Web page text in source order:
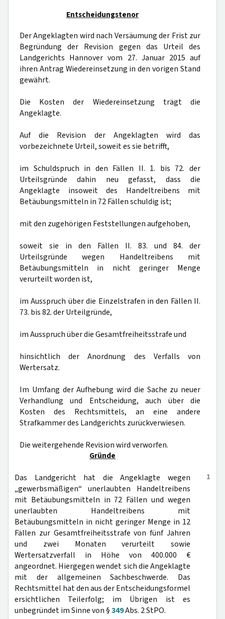
Entscheidungstenor
Der Angeklagten wird nach Versäumung der Frist zur
Begründung der Revision gegen das Urteil des
Landgerichts Hannover vom 27. Januar 2015 auf
ihren Antrag Wiedereinsetzung in den vorigen Stand
gewährt.
Die Kosten der Wiedereinsetzung trägt die
Angeklagte.
Auf die Revision der Angeklagten wird das
vorbezeichnete Urteil, soweit es sie betrifft,
im Schuldspruch in den Fällen II. 1. bis 72. der
Urteilsgründe dahin neu gefasst, dass die
Angeklagte insoweit des Handeltreibens mit
Betäubungsmitteln in 72 Fällen schuldig ist;
mit den zugehörigen Feststellungen aufgehoben,
soweit sie in den Fällen II. 83. und 84. der
Urteilsgründe wegen Handeltreibens mit
Betäubungsmitteln in nicht geringer Menge
verurteilt worden ist,
im Ausspruch über die Einzelstrafen in den Fällen II.
73. bis 82. der Urteilgründe,
im Ausspruch über die Gesamtfreiheitsstrafe und
hinsichtlich der Anordnung des Verfalls von
Wertersatz.
Im Umfang der Aufhebung wird die Sache zu neuer
Verhandlung und Entscheidung, auch über die
Kosten des Rechtsmittels, an eine andere
Strafkammer des Landgerichts zurückverwiesen.
Die weitergehende Revision wird verworfen.
Gründe
1
Das Landgericht hat die Angeklagte wegen
„gewerbsmäßigen“ unerlaubten Handeltreibens
mit Betäubungsmitteln in 72 Fällen und wegen
unerlaubten Handeltreibens mit
Betäubungsmitteln in nicht geringer Menge in 12
Fällen zur Gesamtfreiheitsstrafe von fünf Jahren
und zwei Monaten verurteilt sowie
Wertersatzverfall in Höhe von 400.000 €
angeordnet. Hiergegen wendet sich die Angeklagte
mit der allgemeinen Sachbeschwerde. Das
Rechtsmittel hat den aus der Entscheidungsformel
ersichtlichen Teilerfolg; im Übrigen ist es
unbegründet im Sinne von §349Abs. 2 StPO.